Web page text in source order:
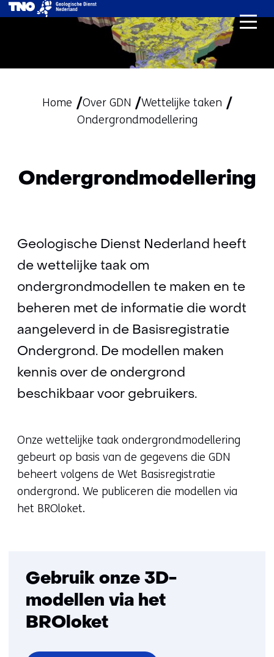
Ga
naar
de
inhoud
Home Over GDN
Wettelijke taken
Ondergrondmodellering
Ondergrondmodellering
Geologische Dienst Nederland heeft
de wettelijke taak om
ondergrondmodellen te maken en te
beheren met de informatie die wordt
aangeleverd in de Basisregistratie
Ondergrond. De modellen maken
kennis over de ondergrond
beschikbaar voor gebruikers.
Onze wettelijke taak ondergrondmodellering
gebeurt op basis van de gegevens die GDN
beheert volgens de Wet Basisregistratie
ondergrond. We publiceren die modellen via
het BROloket.
Gebruik onze 3D-
modellen via het
BROloket